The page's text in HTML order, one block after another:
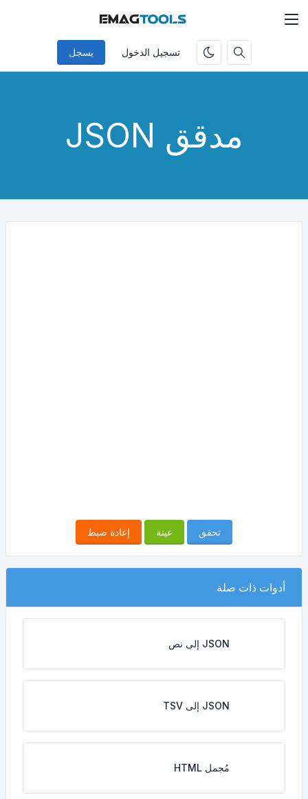
تسجيل الدخول يسجل
مدقق JSON
تحقق عينة إعادة ضبط
أدوات ذات صلة
JSON إلى نص
JSON إلى TSV
مُجمل HTML